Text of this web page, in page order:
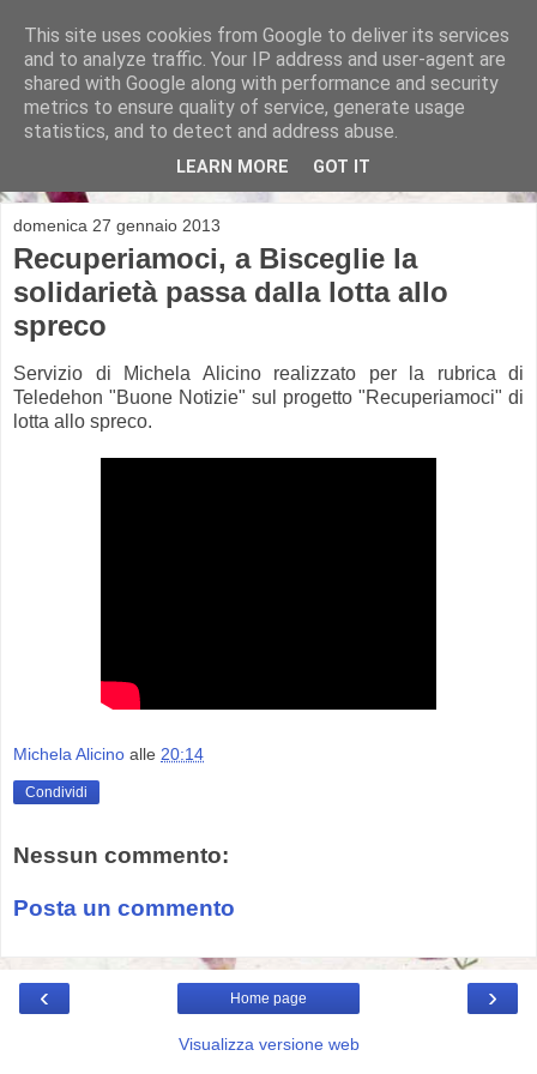
Michela Alicino
domenica 27 gennaio 2013
Recuperiamoci, a Bisceglie la
solidarietà passa dalla lotta allo
spreco
Servizio di Michela Alicino realizzato per la rubrica di
Teledehon "Buone Notizie" sul progetto "Recuperiamoci" di
lotta allo spreco.
Michela Alicino alle 20:14
Condividi
Nessun commento:
Posta un commento
‹ ›
Home page
Visualizza versione web
This site uses cookies from Google to deliver its services
and to analyze traffic. Your IP address and user-agent are
shared with Google along with performance and security
metrics to ensure quality of service, generate usage
statistics, and to detect and address abuse.
LEARN MORE GOT IT